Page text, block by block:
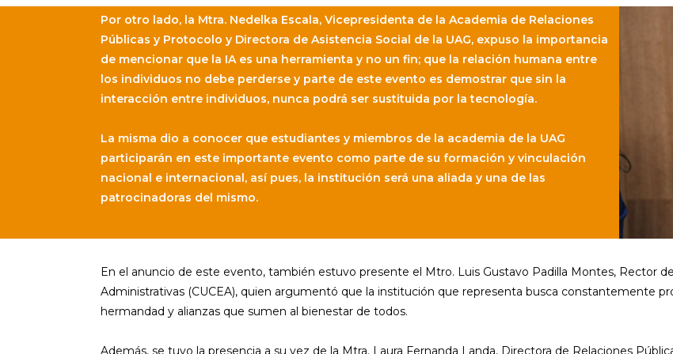
Por otro lado, la Mtra. Nedelka Escala, Vicepresidenta de la Academia de Relaciones
Públicas y Protocolo y Directora de Asistencia Social de la UAG, expuso la importancia
de mencionar que la IA es una herramienta y no un fin; que la relación humana entre
los individuos no debe perderse y parte de este evento es demostrar que sin la
interacción entre individuos, nunca podrá ser sustituida por la tecnología.
La misma dio a conocer que estudiantes y miembros de la academia de la UAG
participarán en este importante evento como parte de su formación y vinculación
nacional e internacional, así pues, la institución será una aliada y una de las
patrocinadoras del mismo.
En el anuncio de este evento, también estuvo presente el Mtro. Luis Gustavo Padilla Montes, Rector
Administrativas (CUCEA), quien argumentó que la institución que representa busca constantemente
hermandad y alianzas que sumen al bienestar de todos.
Además, se tuvo la presencia a su vez de la Mtra. Laura Fernanda Landa, Directora de Relaciones